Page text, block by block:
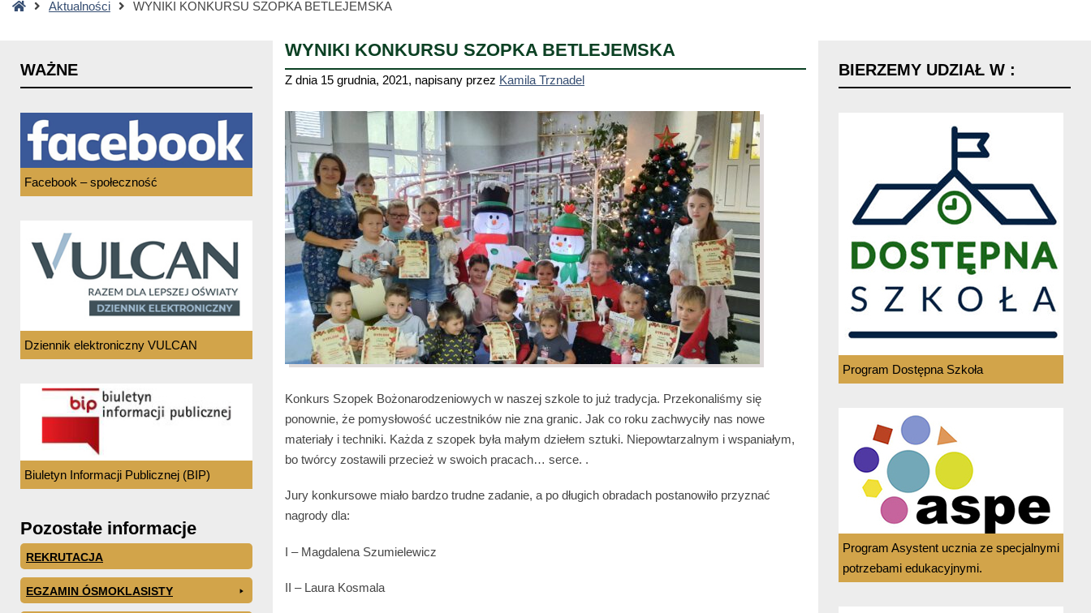
StronaAktualności WYNIKI KONKURSU SZOPKA BETLEJEMSKA
WYNIKI KONKURSU SZOPKA BETLEJEMSKA
Z dnia 15 grudnia, 2021, napisany przez Kamila Trznadel
Konkurs Szopek Bożonarodzeniowych w naszej szkole to już tradycja. Przekonaliśmy się
ponownie, że pomysłowość uczestników nie zna granic. Jak co roku zachwyciły nas nowe
materiały i techniki. Każda z szopek była małym dziełem sztuki. Niepowtarzalnym i wspaniałym,
bo twórcy zostawili przecież w swoich pracach… serce. .
Jury konkursowe miało bardzo trudne zadanie, a po długich obradach postanowiło przyznać
nagrody dla:
I – Magdalena Szumielewicz
II – Laura Kosmala
WAŻNE
Facebook – społeczność
Dziennik elektroniczny VULCAN
Biuletyn Informacji Publicznej (BIP)
Pozostałe informacje
REKRUTACJA
EGZAMIN ÓSMOKLASISTY
BIERZEMY UDZIAŁ W :
Program Dostępna Szkoła
Program Asystent ucznia ze specjalnymi
potrzebami edukacyjnymi.